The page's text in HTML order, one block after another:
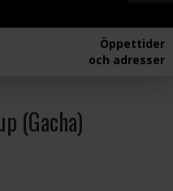
Öppettider
och adresser
(Gacha)